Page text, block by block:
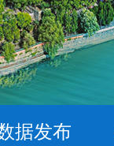
据发布